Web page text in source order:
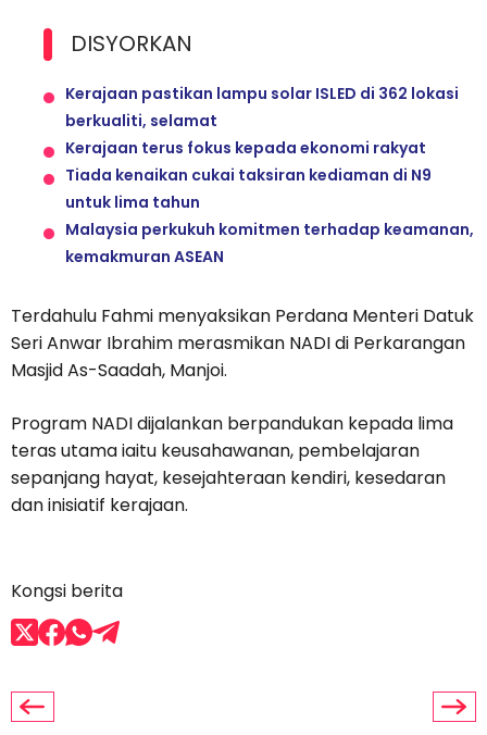
DISYORKAN
Kerajaan pastikan lampu solar ISLED di 362 lokasi
berkualiti, selamat
Kerajaan terus fokus kepada ekonomi rakyat
Tiada kenaikan cukai taksiran kediaman di N9
untuk lima tahun
Malaysia perkukuh komitmen terhadap keamanan,
kemakmuran ASEAN
Terdahulu Fahmi menyaksikan Perdana Menteri Datuk
Seri Anwar Ibrahim merasmikan NADI di Perkarangan
Masjid As-Saadah, Manjoi.
Program NADI dijalankan berpandukan kepada lima
teras utama iaitu keusahawanan, pembelajaran
sepanjang hayat, kesejahteraan kendiri, kesedaran
dan inisiatif kerajaan.
Kongsi berita